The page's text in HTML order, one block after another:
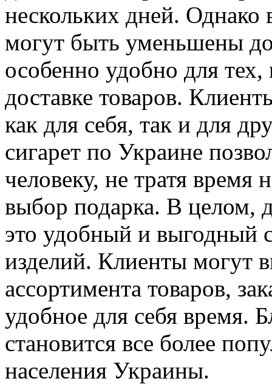
нескольких дней. Однако
могут быть уменьшены
особенно удобно для
доставке товаров.
как для себя, так и для
сигарет по Украине
человеку, не тратя
выбор подарка. В целом,
это удобный и выгодный
изделий. Клиенты могут
ассортимента товаров,
удобное для себя время.
становится все более
населения Украины.